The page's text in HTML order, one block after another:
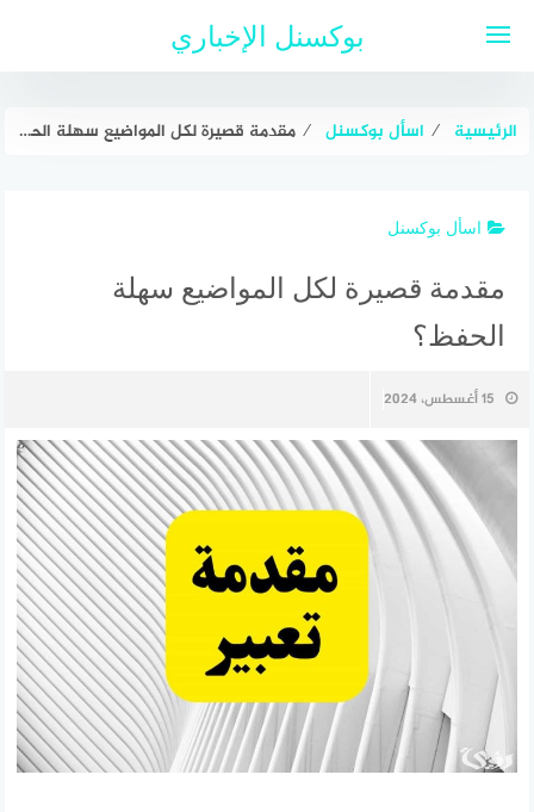
بوكسنل الإخباري
الرئيسية ⁄ اسأل بوكسنل ⁄ مقدمة قصيرة لكل المواضيع سهلة الحفظ؟
اسأل بوكسنل
مقدمة قصيرة لكل المواضيع سهلة
الحفظ؟
15 أغسطس، 2024